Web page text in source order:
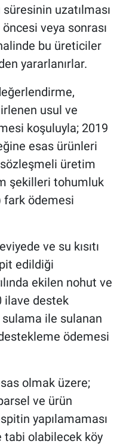
uzatılması
veya sonrası
bu üreticiler
yararlanırlar.
usul ve
koşuluyla; 2019
esas ürünleri
üretim
şekilleri tohumluk
fark ödemesi
ve su kısıtı
edildiği
ekilen nohut ve
ilave destek
sulama ile sulanan
ödemesi
olmak üzere;
ve ürün
yapılamaması
tabi olabilecek köy